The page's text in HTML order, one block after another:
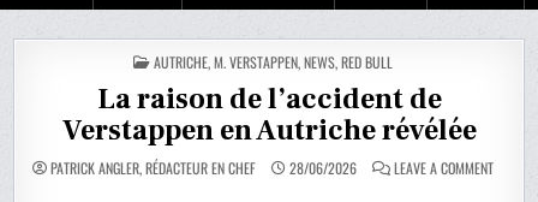
POSTED
IN
AUTRICHE,M. VERSTAPPEN,NEWS,RED BULL
La raison de l’accident de
Verstappen en Autriche révélée
PATRICK ANGLER, RÉDACTEUR EN CHEF 28/06/2026 LEAVE A COMMENTON